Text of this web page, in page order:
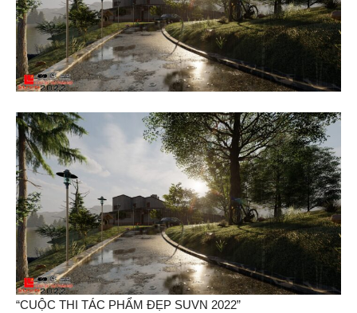
“CUỘC THI TÁC PHẨM ĐẸP SUVN 2022”